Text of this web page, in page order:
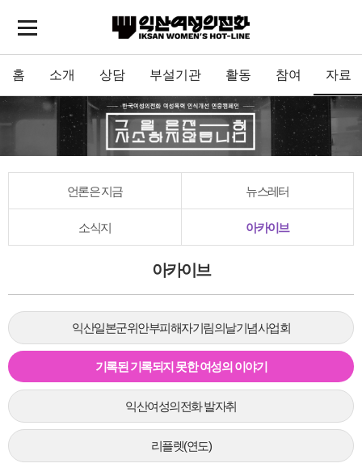
홈 소개 상담 부설기관 활동 참여 자료
언론은 지금 뉴스레터
소식지 아카이브
아카이브
익산일본군위안부피해자기림의날기념사업회
기록된 기록되지 못한 여성의 이야기
익산여성의전화 발자취
리플렛(연도)